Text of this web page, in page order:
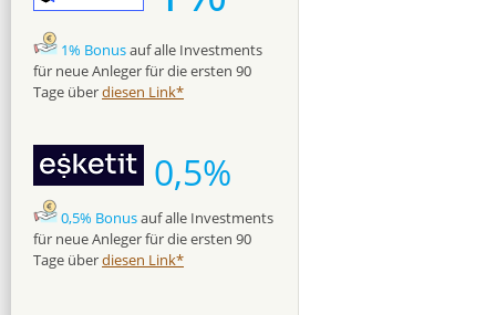
1% Bonusauf alle Investments
für neue Anleger für die ersten 90
Tage überdiesen Link*
0,5%
0,5% Bonusauf alle Investments
für neue Anleger für die ersten 90
Tage überdiesen Link*